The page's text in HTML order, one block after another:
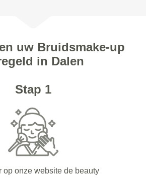
uw Bruidsmake-up
in Dalen
Stap 1
op onze website de beauty